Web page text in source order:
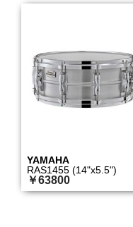
YAMAHA
RAS1455 (14"x5.5")
￥63800